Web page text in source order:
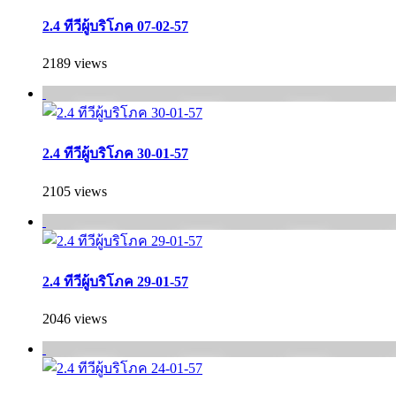
2.4 ทีวีผู้บริโภค 07-02-57
2189 views
2.4 ทีวีผู้บริโภค 30-01-57
2105 views
2.4 ทีวีผู้บริโภค 29-01-57
2046 views